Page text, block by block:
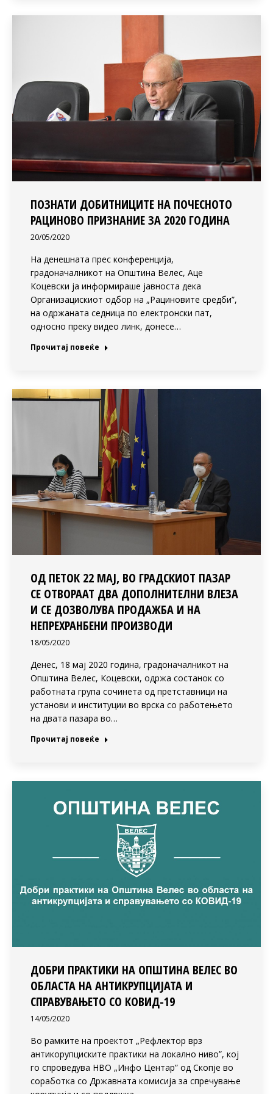
ПОЗНАТИ ДОБИТНИЦИТЕ НА ПОЧЕСНОТО
РАЦИНОВО ПРИЗНАНИЕ ЗА 2020 ГОДИНА
20/05/2020
На денешната прес конференција,
градоначалникот на Општина Велес, Аце
Коцевски ја информираше јавноста дека
Организацискиот одбор на „Рациновите средби”,
на одржаната седница по електронски пат,
односно преку видео линк, донесе…
Прочитај повеќе
ОД ПЕТОК 22 МАЈ, ВО ГРАДСКИОТ ПАЗАР
СЕ ОТВОРААТ ДВА ДОПОЛНИТЕЛНИ ВЛЕЗА
И СЕ ДОЗВОЛУВА ПРОДАЖБА И НА
НЕПРЕХРАНБЕНИ ПРОИЗВОДИ
18/05/2020
Денес, 18 мај 2020 година, градоначалникот на
Општина Велес, Коцевски, одржа состанок со
работната група сочинета од претставници на
установи и институции во врска со работењето
на двата пазара во…
Прочитај повеќе
ДОБРИ ПРАКТИКИ НА ОПШТИНА ВЕЛЕС ВО
ОБЛАСТА НА АНТИКРУПЦИЈАТА И
СПРАВУВАЊЕТО СО КОВИД-19
14/05/2020
Во рамките на проектот „Рефлектор врз
антикорупциските практики на локално ниво”, кој
го спроведува НВО „Инфо Центар” од Скопје во
соработка со Државната комисија за спречување